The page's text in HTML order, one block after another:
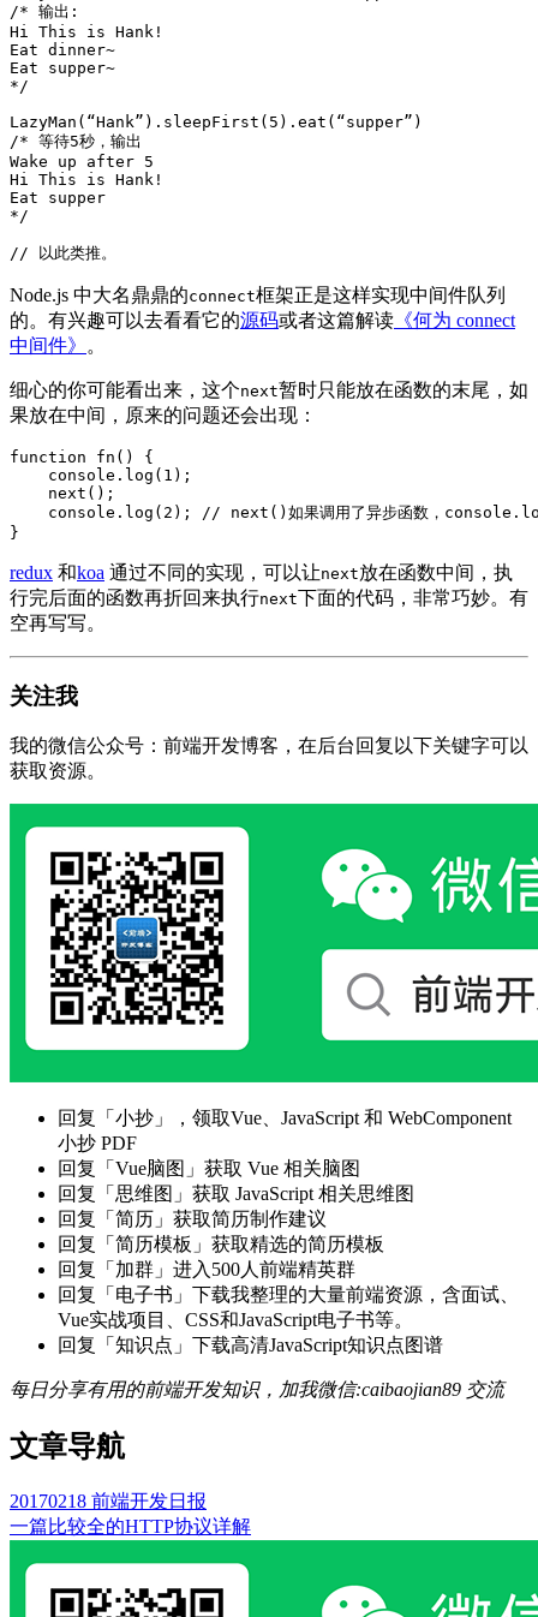
/* 输出:
Hi This is Hank!
Eat dinner~
Eat supper~
*/
LazyMan(“Hank”).sleepFirst( 5
/* 等待5秒，输出
Wake up after 5
Hi This is Hank!
Eat supper
*/
// 以此类推。
Node.js 中大名鼎鼎的connect框架正是这样实现中间件队列
的。有兴趣可以去看看它的源码或者这篇解读 《何为 connect
中间件》
。
细心的你可能看出来，这个next暂时只能放在函数的末尾，如
果放在中间，原来的问题还会出现：
function fn ()
{
console .log( 1 );
    next();
console .log( 2 );
// next()如果调用了异步函数，
}
redux 和koa 通过不同的实现，可以让next放在函数中间，执
行完后面的函数再折回来执行next下面的代码，非常巧妙。有
空再写写。
关注我
我的微信公众号：前端开发博客，在后台回复以下关键字可以
获取资源。
回复「小抄」，领取Vue、JavaScript 和 WebComponent
小抄 PDF
回复「Vue脑图」获取 Vue 相关脑图
回复「思维图」获取 JavaScript 相关思维图
回复「简历」获取简历制作建议
回复「简历模板」获取精选的简历模板
回复「加群」进入500人前端精英群
回复「电子书」下载我整理的大量前端资源，含面试、
Vue实战项目、CSS和JavaScript电子书等。
回复「知识点」下载高清JavaScript知识点图谱
每日分享有用的前端开发知识，加我微信:caibaojian89 交流
文章导航
20170218 前端开发日报
一篇比较全的HTTP协议详解